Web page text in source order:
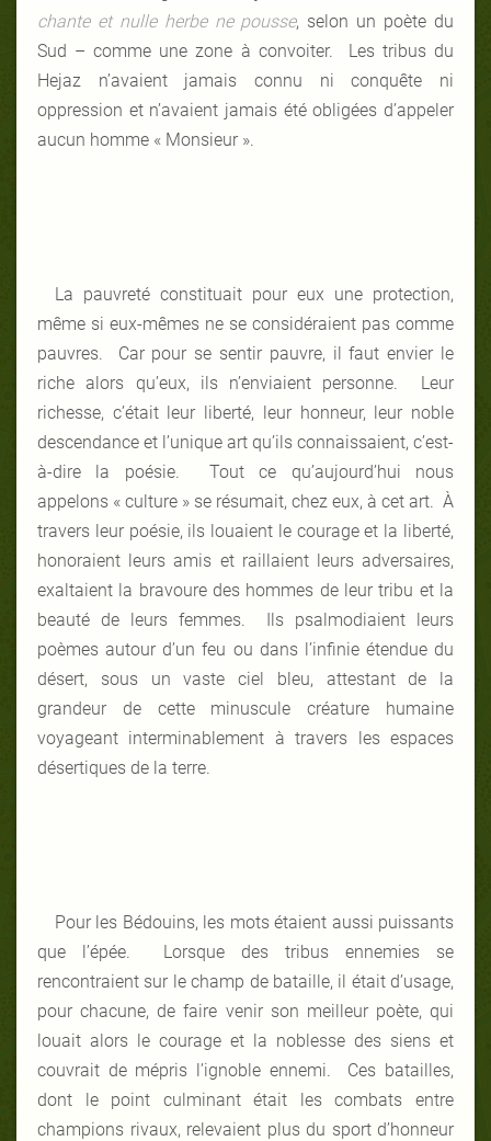
chante et nulle herbe ne pousse, selon un poète du
Sud – comme une zone à convoiter. Les tribus du
Hejaz n’avaient jamais connu ni conquête ni
oppression et n’avaient jamais été obligées d’appeler
aucun homme « Monsieur ».
La pauvreté constituait pour eux une protection,
même si eux-mêmes ne se considéraient pas comme
pauvres. Car pour se sentir pauvre, il faut envier le
riche alors qu’eux, ils n’enviaient personne. Leur
richesse, c’était leur liberté, leur honneur, leur noble
descendance et l’unique art qu’ils connaissaient, c’est-
à-dire la poésie. Tout ce qu’aujourd’hui nous
appelons « culture » se résumait, chez eux, à cet art. À
travers leur poésie, ils louaient le courage et la liberté,
honoraient leurs amis et raillaient leurs adversaires,
exaltaient la bravoure des hommes de leur tribu et la
beauté de leurs femmes. Ils psalmodiaient leurs
poèmes autour d’un feu ou dans l’infinie étendue du
désert, sous un vaste ciel bleu, attestant de la
grandeur de cette minuscule créature humaine
voyageant interminablement à travers les espaces
désertiques de la terre.
Pour les Bédouins, les mots étaient aussi puissants
que l’épée. Lorsque des tribus ennemies se
rencontraient sur le champ de bataille, il était d’usage,
pour chacune, de faire venir son meilleur poète, qui
louait alors le courage et la noblesse des siens et
couvrait de mépris l’ignoble ennemi. Ces batailles,
dont le point culminant était les combats entre
champions rivaux, relevaient plus du sport d’honneur